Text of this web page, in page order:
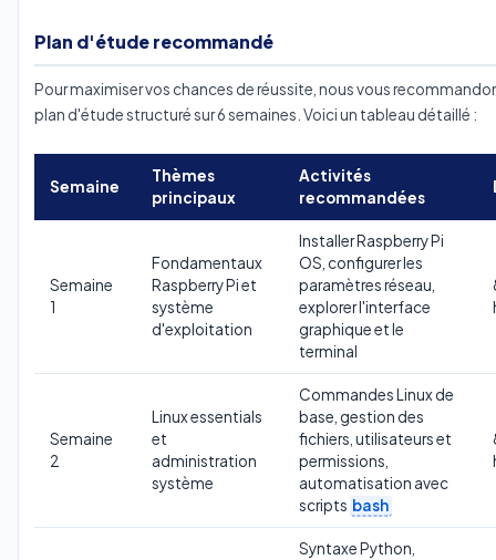
Plan d'étude recommandé
Pour maximiser vos chances de réussite, nous vous
plan d'étude structuré sur 6 semaines. Voici un tableau détaillé :
Semaine
Thèmes
principaux
Activités
recommandées
Semaine
1
Fondamentaux
Raspberry Pi et
système
d'exploitation
Installer Raspberry Pi
OS, configurer les
paramètres réseau,
explorer l'interface
graphique et le
terminal
Semaine
2
Linux essentials
et
administration
système
Commandes Linux de
base, gestion des
fichiers, utilisateurs et
permissions,
automatisation avec
scripts bash
Syntaxe Python,